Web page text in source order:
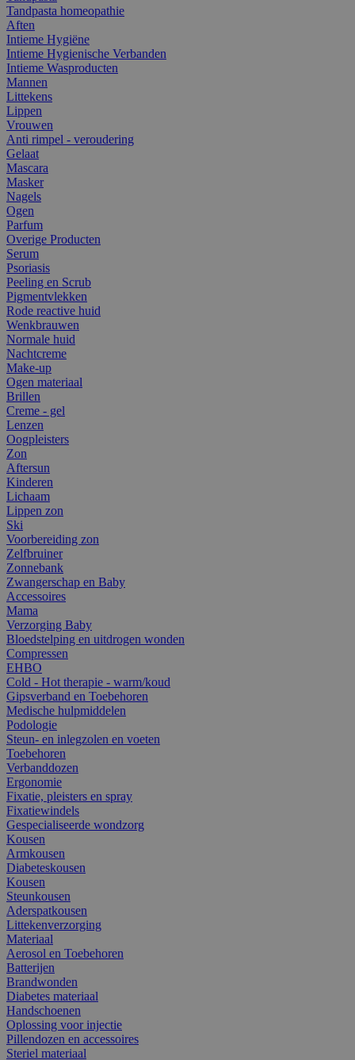
Tandpasta homeopathie
Aften
Intieme Hygiëne
Intieme Hygienische Verbanden
Intieme Wasproducten
Mannen
Littekens
Lippen
Vrouwen
Anti rimpel - veroudering
Gelaat
Mascara
Masker
Nagels
Ogen
Parfum
Overige Producten
Serum
Psoriasis
Peeling en Scrub
Pigmentvlekken
Rode reactive huid
Wenkbrauwen
Normale huid
Nachtcreme
Make-up
Ogen materiaal
Brillen
Creme - gel
Lenzen
Oogpleisters
Zon
Aftersun
Kinderen
Lichaam
Lippen zon
Ski
Voorbereiding zon
Zelfbruiner
Zonnebank
Zwangerschap en Baby
Accessoires
Mama
Verzorging Baby
Bloedstelping en uitdrogen wonden
Compressen
EHBO
Cold - Hot therapie - warm/koud
Gipsverband en Toebehoren
Medische hulpmiddelen
Podologie
Steun- en inlegzolen en voeten
Toebehoren
Verbanddozen
Ergonomie
Fixatie, pleisters en spray
Fixatiewindels
Gespecialiseerde wondzorg
Kousen
Armkousen
Diabeteskousen
Kousen
Steunkousen
Aderspatkousen
Littekenverzorging
Materiaal
Aerosol en Toebehoren
Batterijen
Brandwonden
Diabetes materiaal
Handschoenen
Oplossing voor injectie
Pillendozen en accessoires
Steriel materiaal